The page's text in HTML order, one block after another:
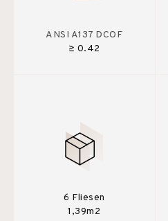
ANSI A137 DCOF
≥ 0.42
6 Fliesen
1,39m2